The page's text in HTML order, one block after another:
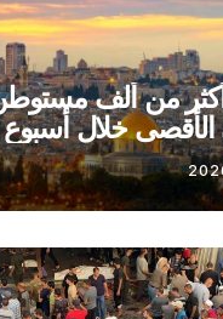
من ألف
خلال أسبوع